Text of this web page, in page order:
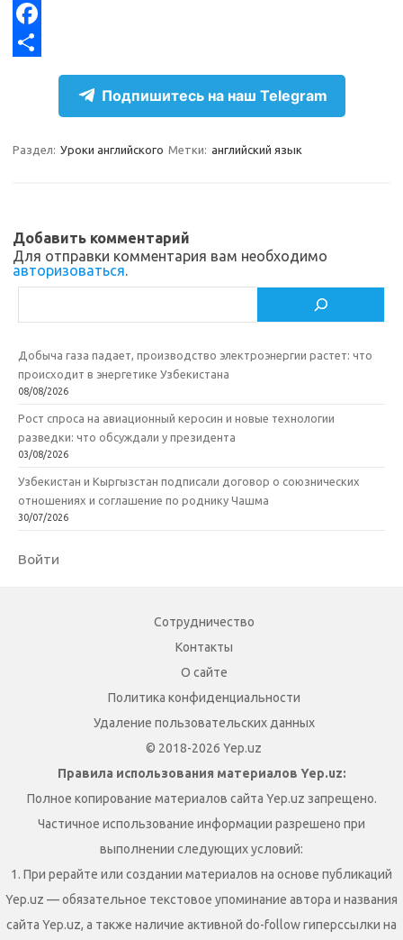
e
g
n
o
s
i
k
KX
F
b
k
р
и
т
Подпишитесь на наш Telegram
Раздел: Уроки английского Метки: английский язык
Добавить комментарий
Для отправки комментария вам необходимо
авторизоваться.
Добыча газа падает, производство электроэнергии растет: что
происходит в энергетике Узбекистана
08/08/2026
Рост спроса на авиационный керосин и новые технологии
разведки: что обсуждали у президента
03/08/2026
Узбекистан и Кыргызстан подписали договор о союзнических
отношениях и соглашение по роднику Чашма
30/07/2026
Войти
Сотрудничество
Контакты
О сайте
Политика конфиденциальности
Удаление пользовательских данных
© 2018-2026 Yep.uz
Правила использования материалов Yep.uz:
Полное копирование материалов сайта Yep.uz запрещено.
Частичное использование информации разрешено при
выполнении следующих условий:
1. При рерайте или создании материалов на основе публикаций
Yep.uz — обязательное текстовое упоминание автора и названия
сайта Yep.uz, а также наличие активной do-follow гиперссылки на